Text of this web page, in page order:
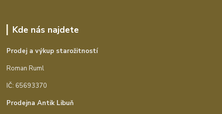
Kde nás najdete
Prodej a výkup starožitností
Roman Ruml
IČ: 65693370
Prodejna Antik Libuň